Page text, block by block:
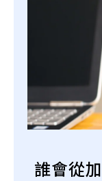
誰會從